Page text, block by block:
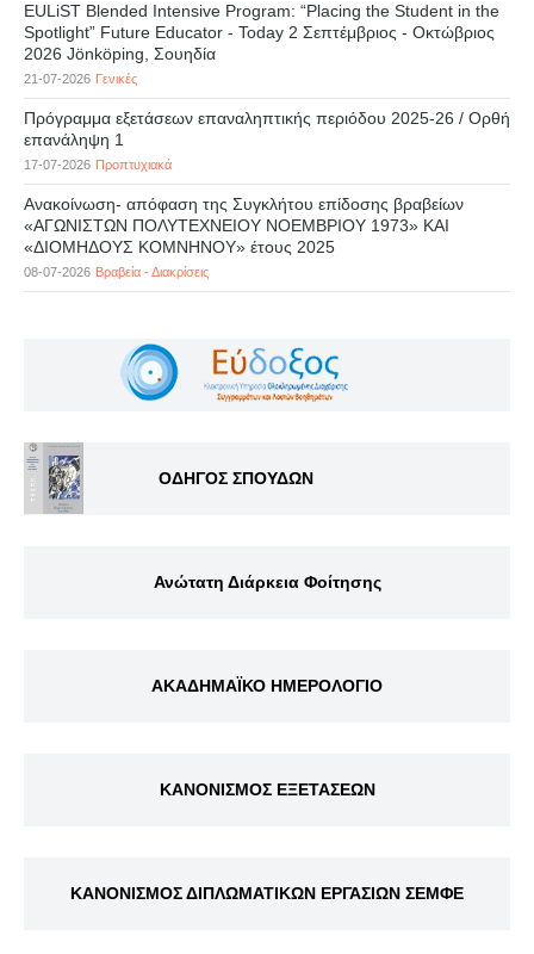
EULiST Blended Intensive Program: “Placing the Student in the
Spotlight” Future Educator - Today 2 Σεπτέμβριος - Οκτώβριος
2026 Jönköping, Σουηδία
21-07-2026 Γενικές
Πρόγραμμα εξετάσεων επαναληπτικής περιόδου 2025-26 / Ορθή
επανάληψη 1
17-07-2026 Προπτυχιακά
Ανακοίνωση- απόφαση της Συγκλήτου επίδοσης βραβείων
«ΑΓΩΝΙΣΤΩΝ ΠΟΛΥΤΕΧΝΕΙΟΥ ΝΟΕΜΒΡΙΟΥ 1973» ΚΑΙ
«ΔΙΟΜΗΔΟΥΣ ΚΟΜΝΗΝΟΥ» έτους 2025
08-07-2026 Βραβεία - Διακρίσεις
ΟΔΗΓΟΣ ΣΠΟΥΔΩΝ
Ανώτατη Διάρκεια Φοίτησης
ΑΚΑΔΗΜΑΪΚΟ ΗΜΕΡΟΛΟΓΙΟ
ΚΑΝΟΝΙΣΜΟΣ ΕΞΕΤΑΣΕΩΝ
ΚΑΝΟΝΙΣΜΟΣ ΔΙΠΛΩΜΑΤΙΚΩΝ ΕΡΓΑΣΙΩΝ ΣΕΜΦΕ